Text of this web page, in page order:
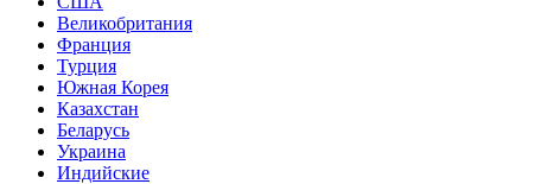
Великобритания
Франция
Турция
Южная Корея
Казахстан
Беларусь
Украина
Индийские